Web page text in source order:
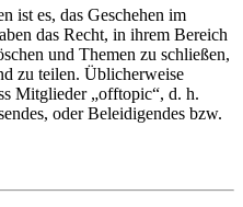
ist es, das Geschehen im
das Recht, in ihrem Bereich
und Themen zu schließen,
zu teilen. Üblicherweise
Mitglieder „offtopic“, d. h.
oder Beleidigendes bzw.